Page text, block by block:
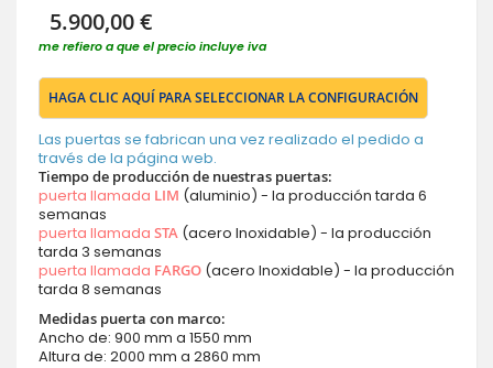
5.900,00 €
me refiero a que el precio incluye iva
HAGA CLIC AQUÍ PARA SELECCIONAR LA CONFIGURACIÓN
Las puertas se fabrican una vez realizado el pedido a
través de la página web.
Tiempo de producción de nuestras puertas:
puerta llamada LIM (aluminio) - la producción tarda 6
semanas
puerta llamada STA (acero Inoxidable) - la producción
tarda 3 semanas
puerta llamada FARGO (acero Inoxidable) - la producción
tarda 8 semanas
Medidas puerta con marco:
Ancho de: 900 mm a 1550 mm
Altura de: 2000 mm a 2860 mm